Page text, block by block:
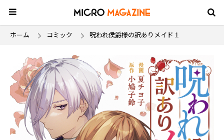
ホーム コミック 呪われ侯爵様の訳ありメイド１